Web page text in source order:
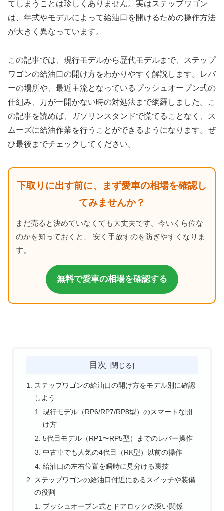
てしまうことは珍しくありません。実はステップワゴン
は、年式やモデルによって給油口を開けるための操作方法
が大きく異なっています。
この記事では、現行モデルから歴代モデルまで、ステップ
ワゴンの給油口の開け方をわかりやすく解説します。レバ
ーの場所や、最近主流となっているプッシュオープン式の
仕組み、万が一開かない時の対処法まで網羅しました。こ
の記事を読めば、ガソリンスタンドで慌てることなく、ス
ムーズに給油作業を行うことができるようになります。ぜ
ひ最後までチェックしてください。
下取りに出す前に、まず愛車の相場を確認し
てみませんか？
まだ売ると決めていなくても大丈夫です。今いくら位な
のかを知っておくと、 安く手放すのを防ぎやすくなりま
す。
無料で愛車の相場を確認する
目次
ステップワゴンの給油口の開け方をモデル別に確認
しよう
現行モデル（RP6/RP7/RP8型）のスマートな開
け方
5代目モデル（RP1〜RP5型）までのレバー操作
中古車でも人気の4代目（RK型）以前の操作
給油口の左右位置を瞬時に見分ける裏技
ステップワゴンの給油口付近にあるスイッチや装備
の役割
プッシュオープン式とドアロックの深い関係